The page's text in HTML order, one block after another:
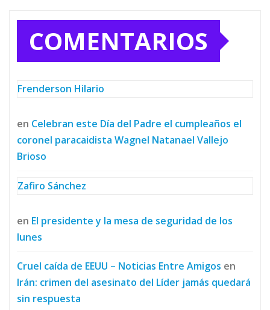
COMENTARIOS
Frenderson Hilario
en Celebran este Día del Padre el cumpleaños el
coronel paracaidista Wagnel Natanael Vallejo
Brioso
Zafiro Sánchez
en El presidente y la mesa de seguridad de los
lunes
Cruel caída de EEUU – Noticias Entre Amigos en
Irán: crimen del asesinato del Líder jamás quedará
sin respuesta